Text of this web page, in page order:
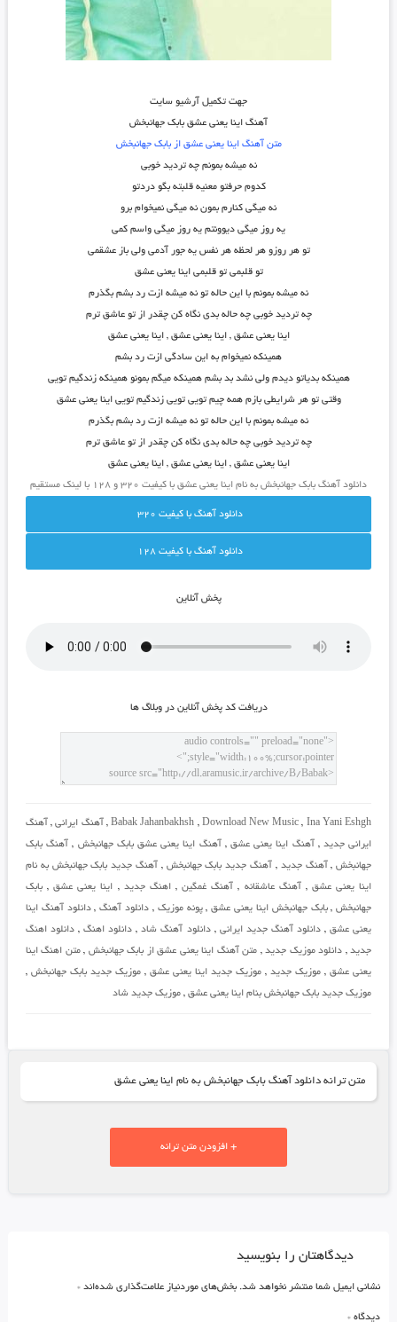
جهت تکمیل آرشیو سایت
آهنگ اینا یعنی عشق بابک جهانبخش
متن آهنگ اینا یعنی عشق از بابک جهانبخش
نه میشه بمونم چه تردید خوبی
کدوم حرفتو معنیه قلبته بگو دردتو
نه میگی کنارم بمون نه میگی نمیخوام برو
یه روز میگی دیوونتم یه روز میگی واسم کمی
تو هر روزو هر لحظه هر نفس یه جور آدمی ولی باز عشقمی
تو قلبمی تو قلبمی اینا یعنی عشق
نه میشه بمونم با این حاله تو نه میشه ازت رد بشم بگذرم
چه تردید خوبی چه حاله بدی نگاه کن چقدر از تو عاشق ترم
اینا یعنی عشق , اینا یعنی عشق , اینا یعنی عشق
همینکه نمیخوام به این سادگی ازت رد بشم
همینکه بدیاتو دیدم ولی نشد بد بشم همینکه میگم بمونو همینکه زندگیم تویی
وقتی تو هر شرایطی بازم همه چیم تویی تویی زندگیم تویی اینا یعنی عشق
نه میشه بمونم با این حاله تو نه میشه ازت رد بشم بگذرم
چه تردید خوبی چه حاله بدی نگاه کن چقدر از تو عاشق ترم
اینا یعنی عشق , اینا یعنی عشق , اینا یعنی عشق
دانلود آهنگ بابک جهانبخش به نام اینا یعنی عشق با کیفیت ۳۲۰ و ۱۲۸ با لینک مستقیم
دانلود آهنگ با کيفيت 320
دانلود آهنگ با کيفيت 128
پخش آنلاين
دريافت کد پخش آنلاين در وبلاگ ها
Babak Jahanbakhsh , Download New Music , Ina Yani Eshgh
, آهنگ ایرانی, آهنگ
ایرانی جدید, آهنگ اینا یعنی عشق , آهنگ اینا یعنی عشق بابک جهانبخش , آهنگ بابک
جهانبخش, آهنگ جدید , آهنگ جدید بابک جهانبخش , آهنگ جدید بابک جهانبخش به نام
اینا یعنی عشق , آهنگ عاشقانه , آهنگ غمگین,اهنگ جدید , اینا یعنی عشق,بابک
جهانبخش,بابک جهانبخش اینا یعنی عشق,پونه موزیک , دانلود آهنگ,دانلود آهنگ اینا
یعنی عشق, دانلود آهنگ جدید ایرانی ,دانلود آهنگ شاد, دانلود اهنگ,دانلود اهنگ
جدید, دانلود موزیک جدید, متن آهنگ اینا یعنی عشق از بابک جهانبخش ,متن اهنگ اینا
یعنی عشق, موزیک جدید, موزیک جدید اینا یعنی عشق,موزیک جدید بابک جهانبخش ,
موزیک جدید بابک جهانبخش بنام اینا یعنی عشق, موزیک جدید شاد
متن ترانه دانلود آهنگ بابک جهانبخش به نام اینا یعنی عشق
+ افزودن متن ترانه
دیدگاهتان را بنویسید
نشانی ایمیل شما منتشر نخواهد شد. بخش‌های موردنیاز علامت‌گذاری شده‌اند *
دیدگاه *